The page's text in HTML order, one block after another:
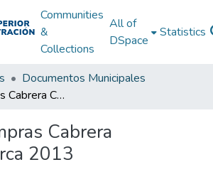
Communities
&
Collections
All of
DSpace
Statistics
Documentos Municipales
Plan de compras Cabrera Cundinamarca 2013
Cabrera
2013